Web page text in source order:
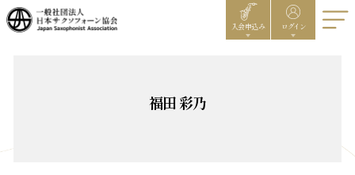
入会申込み ログイン
福田 彩乃